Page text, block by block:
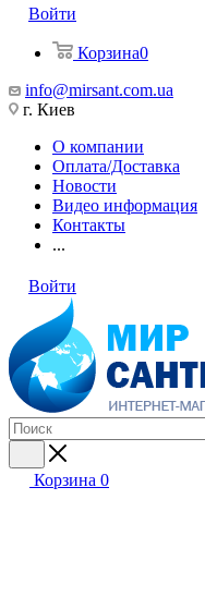
Войти
Корзина0
info@mirsant.com.ua
г. Киев
О компании
Оплата/Доставка
Новости
Видео информация
Контакты
...
Войти
Корзина 0